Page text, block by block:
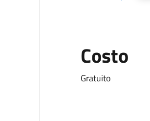
Costo
Gratuito